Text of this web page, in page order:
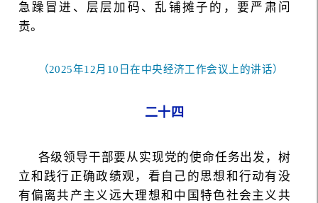
急躁冒进、层层加码、乱铺摊子的，要严肃问
责。
（2025年12月10日在中央经济工作会议上的讲话）
二十四
各级领导干部要从实现党的使命任务出发，树
立和践行正确政绩观，看自己的思想和行动有没
有偏离共产主义远大理想和中国特色社会主义共